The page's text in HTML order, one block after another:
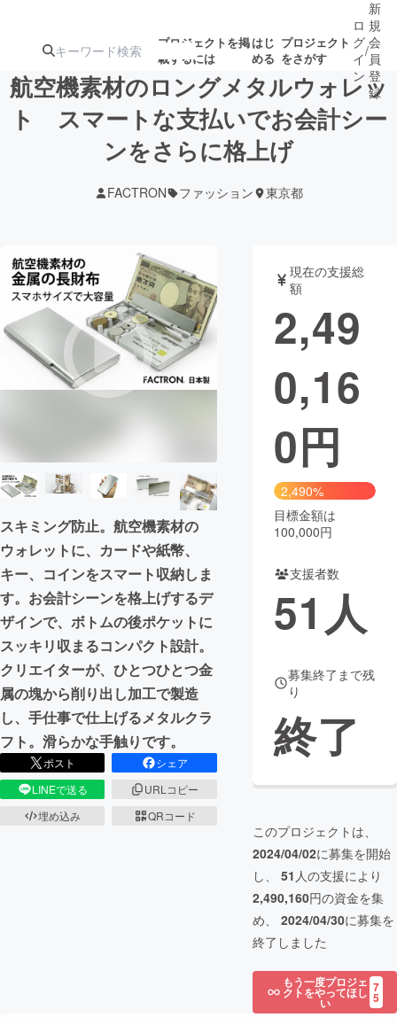
プロジェクトを掲
載するには
はじ
める
プロジェクト
をさがす
注目のリ 注目の新着プロ
ジェクト
募集終了が近いプ
テクノロジー・ガジェット
映像・映画 書籍・雑誌
ビジネス・起業 チャレンジ
CAMPFIRE for Social Good CAMPFIRE Creation
CAMPFIREふるさと納税machi-ya コミュニティ
ロ
グ
イ
ン
/
新
規
会
員
登
録
航空機素材のロングメタルウォレッ
ト スマートな支払いでお会計シー
ンをさらに格上げ
FACTRON ファッション 東京都
スキミング防止。航空機素材の
ウォレットに、カードや紙幣、
キー、コインをスマート収納しま
す。お会計シーンを格上げするデ
ザインで、ボトムの後ポケットに
スッキリ収まるコンパクト設計。
クリエイターが、ひとつひとつ金
属の塊から削り出し加工で製造
し、手仕事で仕上げるメタルクラ
フト。滑らかな手触りです。
ポスト
シェア
LINEで送る
URLコピー
埋め込み
QRコード
現在の支援総
額
2,49
0,16
0円
2,490%
目標金額は
100,000円
支援者数
51 人
募集終了まで残
り
終了
このプロジェクトは、
2024/04/02に募集を開始
し、 51 人の支援により
2,490,160円の資金を集
め、 2024/04/30に募集を
終了しました
もう一度プロジェ
クトをやってほし
い
7
5